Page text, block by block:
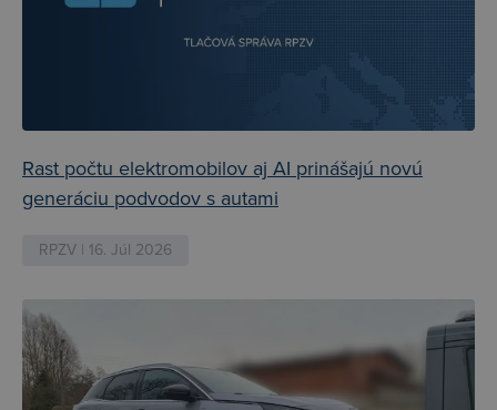
Rast počtu elektromobilov aj AI prinášajú novú
generáciu podvodov s autami
RPZV | 16. Júl 2026